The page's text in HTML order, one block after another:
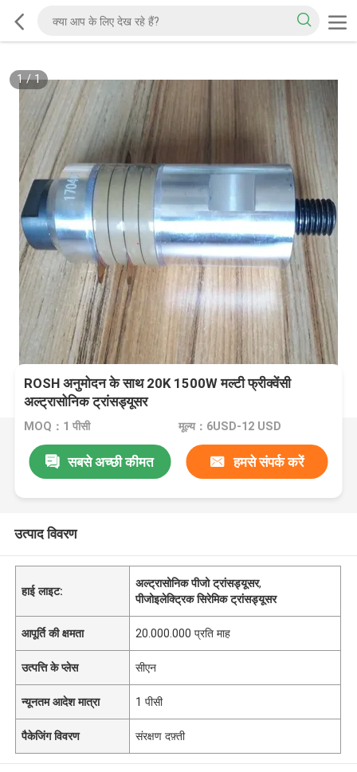
1/1
ROSH अनुमोदन के साथ 20K 1500W मल्टी फ्रीक्वेंसी
अल्ट्रासोनिक ट्रांसड्यूसर
MOQ：1 पीसी मूल्य：6USD-12 USD
सबसे अच्छी कीमत हमसे संपर्क करें
उत्पाद विवरण
हाई लाइट:
अल्ट्रासोनिक पीजो ट्रांसड्यूसर,
पीजोइलेक्ट्रिक सिरेमिक ट्रांसड्यूसर
आपूर्ति की क्षमता 20.000.000 प्रति माह
उत्पत्ति के प्लेस सीएन
न्यूनतम आदेश मात्रा 1 पीसी
पैकेजिंग विवरण संरक्षण दफ़्ती